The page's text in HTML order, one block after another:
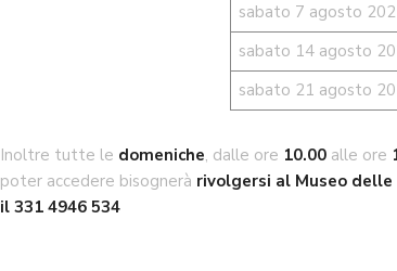
sabato 7 agosto
sabato 14 agosto
sabato 21 agosto
Inoltre tutte le domeniche, dalle ore 10.00 alle ore
poter accedere bisognerà rivolgersi al Museo delle
il 331 4946 534